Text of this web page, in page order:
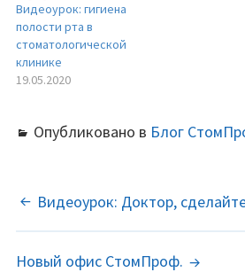
Видеоурок: гигиена
полости рта в
стоматологической
клинике
19.05.2020
Опубликовано в Блог
НАВИГАЦИЯ
ПО
ЗАПИСЯМ
Видеоурок: Доктор,
Новый офис СтомПроф.